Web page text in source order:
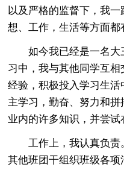
以及严格的监督下，我
想、工作，生活等方面都
如今我已经是一名
习中，我与其他同学互
经验，积极投入学习生
主学习，勤奋、努力和
业内的许多知识，并尝试
工作上，我认真负
其他班团干组织班级各